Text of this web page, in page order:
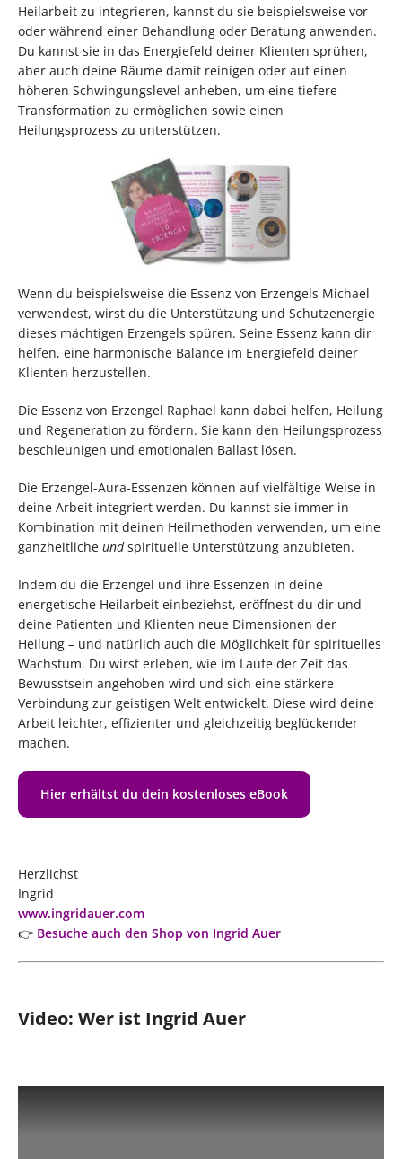
Heilarbeit zu integrieren, kannst du sie beispielsweise vor
oder während einer Behandlung oder Beratung anwenden.
Du kannst sie in das Energiefeld deiner Klienten sprühen,
aber auch deine Räume damit reinigen oder auf einen
höheren Schwingungslevel anheben, um eine tiefere
Transformation zu ermöglichen sowie einen
Heilungsprozess zu unterstützen.
Wenn du beispielsweise die Essenz von Erzengels Michael
verwendest, wirst du die Unterstützung und Schutzenergie
dieses mächtigen Erzengels spüren. Seine Essenz kann dir
helfen, eine harmonische Balance im Energiefeld deiner
Klienten herzustellen.
Die Essenz von Erzengel Raphael kann dabei helfen, Heilung
und Regeneration zu fördern. Sie kann den Heilungsprozess
beschleunigen und emotionalen Ballast lösen.
Die Erzengel-Aura-Essenzen können auf vielfältige Weise in
deine Arbeit integriert werden. Du kannst sie immer in
Kombination mit deinen Heilmethoden verwenden, um eine
ganzheitliche undspirituelle Unterstützung anzubieten.
Indem du die Erzengel und ihre Essenzen in deine
energetische Heilarbeit einbeziehst, eröffnest du dir und
deine Patienten und Klienten neue Dimensionen der
Heilung – und natürlich auch die Möglichkeit für spirituelles
Wachstum. Du wirst erleben, wie im Laufe der Zeit das
Bewusstsein angehoben wird und sich eine stärkere
Verbindung zur geistigen Welt entwickelt. Diese wird deine
Arbeit leichter, effizienter und gleichzeitig beglückender
machen.
Hier erhältst du dein kostenloses eBook
Herzlichst
Ingrid
www.ingridauer.com
👉 Besuche auch den Shop von Ingrid Auer
Video: Wer ist Ingrid Auer